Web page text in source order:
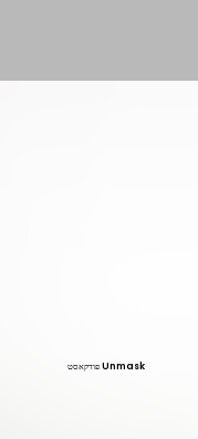
פודקאסט Unmask